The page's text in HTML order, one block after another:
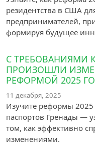
резидентства в США
предпринимателей,
формируя будущее
С ТРЕБОВАНИЯМИ
ПРОИЗОШЛИ
РЕФОРМОЙ 2025
11 декабря, 2025
Изучите реформы 2025
паспортов Гренады —
том, как эффективно
изменениями.